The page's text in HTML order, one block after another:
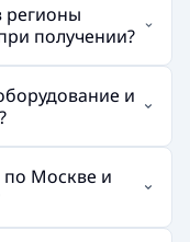
регионы
получении?
и
по Москве и